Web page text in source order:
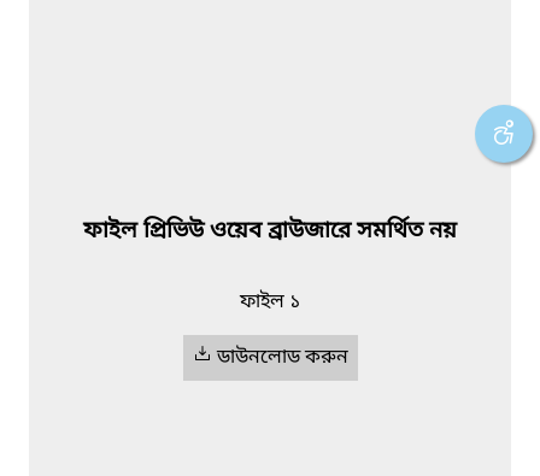
ফাইল প্রিভিউ ওয়েব ব্রাউজারে সমর্থিত নয়
ফাইল ১
ডাউনলোড করুন